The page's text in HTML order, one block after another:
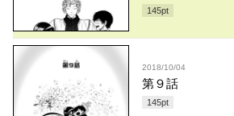
145pt
2018/10/04
第９話
145pt